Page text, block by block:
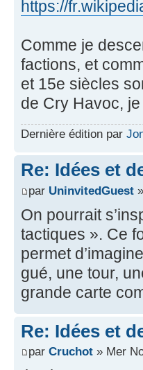
https://
Comme je
factions, et
et 15e siècles
de Cry Havoc,
Dernière édition par
Re: Idées et
par UninvitedGuest
On pourrait
tactiques ». Ce
permet
gué, une tour,
grande carte
Re: Idées et
par Cruchot » Mer